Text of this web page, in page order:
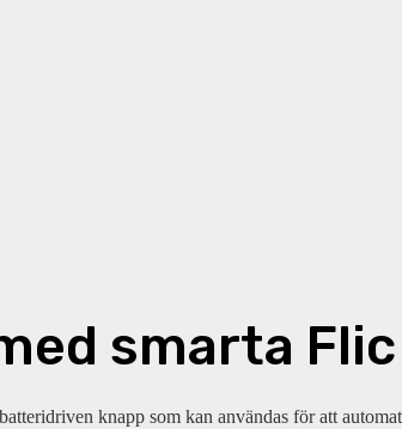
smarta Flic
knapp som kan användas för att